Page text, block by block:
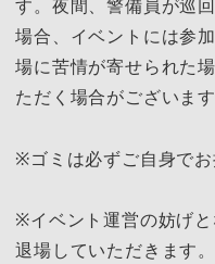
す。夜間、警備員が巡
場合、イベントには参
場に苦情が寄せられた
ただく場合がございま
※ゴミは必ずご自身でお
※イベント運営の妨げ
退場していただきます